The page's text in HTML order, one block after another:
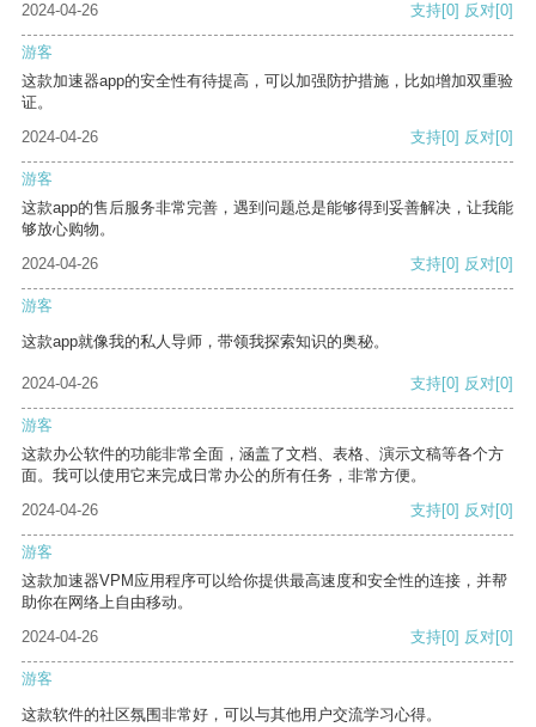
2024-04-26 支持[0] 反对[0]
游客
这款加速器app的安全性有待提高，可以加强防护措施，比如增加双重验
证。
2024-04-26
支持[0] 反对[0]
游客
这款app的售后服务非常完善，遇到问题总是能够得到妥善解决，让我能
够放心购物。
2024-04-26
支持[0] 反对[0]
游客
这款app就像我的私人导师，带领我探索知识的奥秘。
2024-04-26 支持[0] 反对[0]
游客
这款办公软件的功能非常全面，涵盖了文档、表格、演示文稿等各个方
面。我可以使用它来完成日常办公的所有任务，非常方便。
2024-04-26
支持[0] 反对[0]
游客
这款加速器VPM应用程序可以给你提供最高速度和安全性的连接，并帮
助你在网络上自由移动。
2024-04-26
支持[0] 反对[0]
游客
这款软件的社区氛围非常好，可以与其他用户交流学习心得。